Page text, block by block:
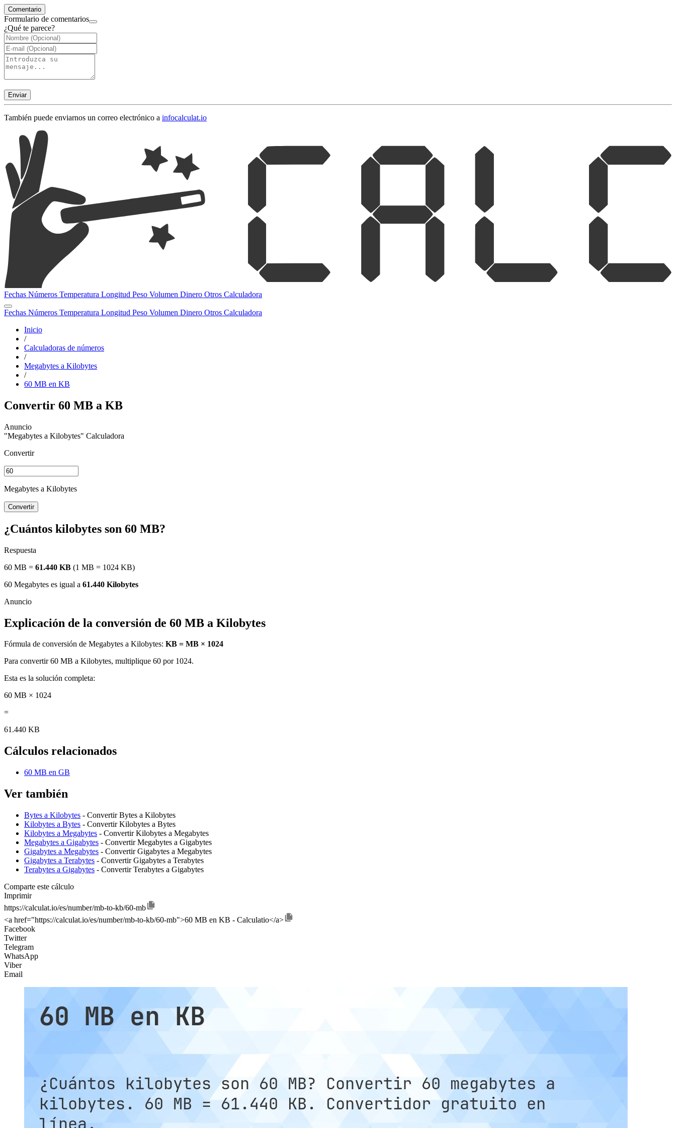
Comentario
Formulario de comentarios
¿Qué te parece?
Enviar
También puede enviarnos un correo electrónico a infocalculat.io
Fechas Números Temperatura Longitud Peso Volumen Dinero Otros Calculadora
Fechas Números Temperatura Longitud Peso Volumen Dinero Otros Calculadora
Inicio
/
Calculadoras de números
/
Megabytes a Kilobytes
/
60 MB en KB
Convertir 60 MB a KB
"Megabytes a Kilobytes" Calculadora
Convertir
Megabytes a Kilobytes
Convertir
¿Cuántos kilobytes son 60 MB?
Respuesta
60 MB = 61.440 KB (1 MB = 1024 KB)
60 Megabytes es igual a 61.440 Kilobytes
Explicación de la conversión de 60 MB a Kilobytes
Fórmula de conversión de Megabytes a Kilobytes: KB = MB × 1024
Para convertir 60 MB a Kilobytes, multiplique 60 por 1024.
Esta es la solución completa:
60 MB × 1024
=
61.440 KB
Cálculos relacionados
60 MB en GB
Ver también
Bytes a Kilobytes - Convertir Bytes a Kilobytes
Kilobytes a Bytes - Convertir Kilobytes a Bytes
Kilobytes a Megabytes - Convertir Kilobytes a Megabytes
Megabytes a Gigabytes - Convertir Megabytes a Gigabytes
Gigabytes a Megabytes - Convertir Gigabytes a Megabytes
Gigabytes a Terabytes - Convertir Gigabytes a Terabytes
Terabytes a Gigabytes - Convertir Terabytes a Gigabytes
Comparte este cálculo
Imprimir
https://calculat.io/es/number/mb-to-kb/60-mb
<a href="https://calculat.io/es/number/mb-to-kb/60-mb">60 MB en KB - Calculatio</a>
Facebook
Twitter
Telegram
WhatsApp
Viber
Email